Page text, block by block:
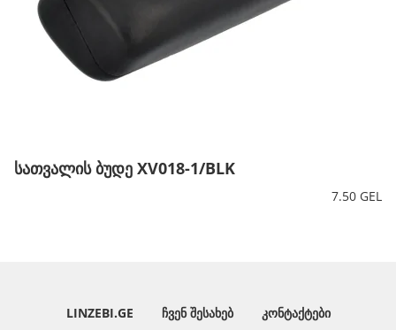
სათვალის ბუდე XV018-1/BLK
7.50 GEL
LINZEBI.GE ᲩᲕᲔᲜ ᲨᲔᲡᲐᲮᲔᲑ ᲙᲝᲜᲢᲐᲥᲢᲔᲑᲘ